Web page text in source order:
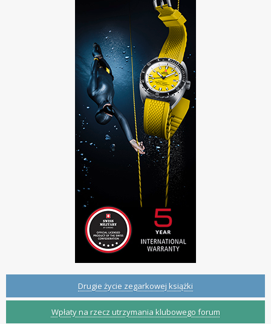
Drugie życie zegarkowej książki
Wpłaty na rzecz utrzymania klubowego forum